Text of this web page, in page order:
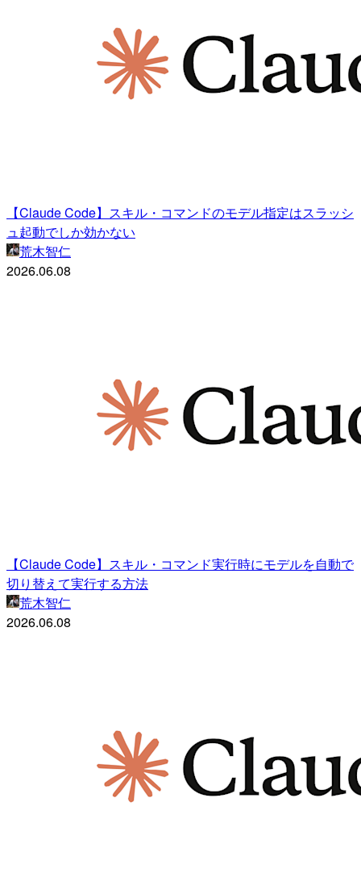
【Claude Code】スキル・コマンドのモデル指定はスラッシ
ュ起動でしか効かない
荒木智仁
2026.06.08
【Claude Code】スキル・コマンド実行時にモデルを自動で
切り替えて実行する方法
荒木智仁
2026.06.08